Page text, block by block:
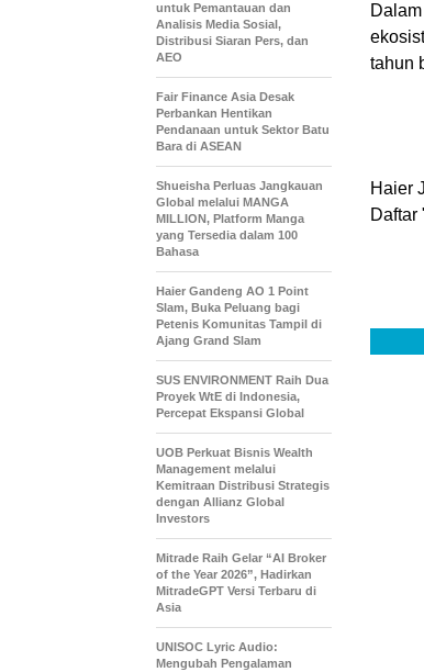
tahun
Haier
Daftar
untuk Pemantauan dan
Analisis Media Sosial,
Distribusi Siaran Pers, dan
AEO
Fair Finance Asia Desak
Perbankan Hentikan
Pendanaan untuk Sektor Batu
Bara di ASEAN
Shueisha Perluas Jangkauan
Global melalui MANGA
MILLION, Platform Manga
yang Tersedia dalam 100
Bahasa
Haier Gandeng AO 1 Point
Slam, Buka Peluang bagi
Petenis Komunitas Tampil di
Ajang Grand Slam
SUS ENVIRONMENT Raih Dua
Proyek WtE di Indonesia,
Percepat Ekspansi Global
UOB Perkuat Bisnis Wealth
Management melalui
Kemitraan Distribusi Strategis
dengan Allianz Global
Investors
Mitrade Raih Gelar “AI Broker
of the Year 2026”, Hadirkan
MitradeGPT Versi Terbaru di
Asia
UNISOC Lyric Audio:
Mengubah Pengalaman